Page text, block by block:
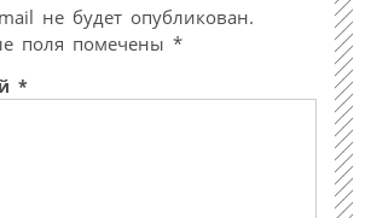
не будет опубликован.
поля помечены *
*